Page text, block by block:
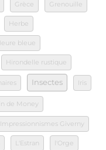
Grèce Grenouille
Herbe
bleue
Hirondelle rustique
Insectes Iris
de Money
Giverny
L'Estran l'Orge